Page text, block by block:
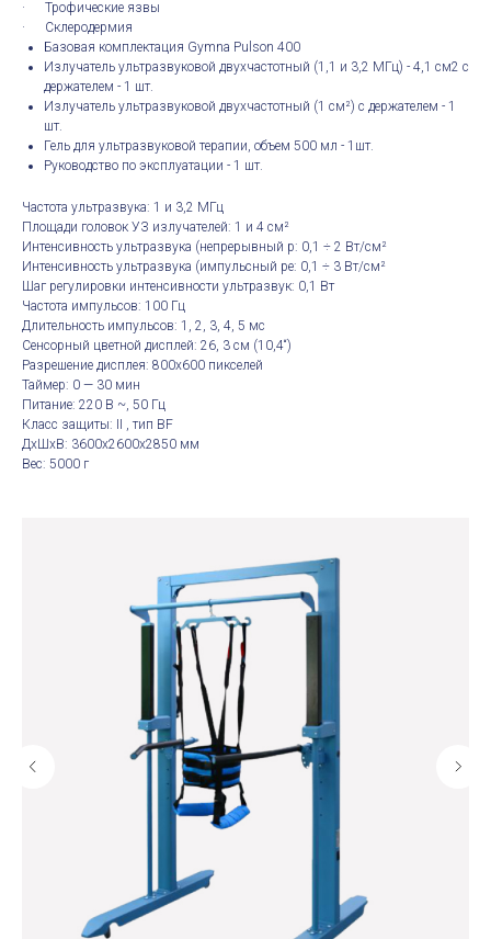
· Трофические язвы
· Склеродермия
Базовая комплектация Gymna Pulson 400
Излучатель ультразвуковой двухчастотный (1,1 и 3,2 МГц) - 4,1 см2 с
держателем - 1 шт.
Излучатель ультразвуковой двухчастотный (1 см²) с держателем - 1
шт.
Гель для ультразвуковой терапии, объем 500 мл - 1шт.
Руководство по эксплуатации - 1 шт.
Частота ультразвука: 1 и 3,2 МГц
Площади головок УЗ излучателей: 1 и 4 см²
Интенсивность ультразвука (непрерывный р: 0,1 ÷ 2 Вт/см²
Интенсивность ультразвука (импульсный ре: 0,1 ÷ 3 Вт/см²
Шаг регулировки интенсивности ультразвук: 0,1 Вт
Частота импульсов: 100 Гц
Длительность импульсов: 1, 2, 3, 4, 5 мс
Сенсорный цветной дисплей: 26, 3 см (10,4“)
Разрешение дисплея: 800х600 пикселей
Таймер: 0 — 30 мин
Питание: 220 В ~, 50 Гц
Класс защиты: II , тип BF
ДxШxВ: 3600x2600x2850 мм
Вес: 5000 г